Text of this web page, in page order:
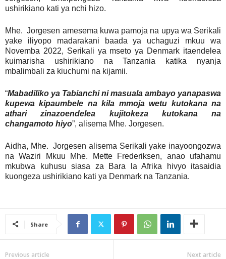
ushirikiano kati ya nchi hizo.
Mhe. Jorgesen amesema kuwa pamoja na upya wa Serikali
yake iliyopo madarakani baada ya uchaguzi mkuu wa
Novemba 2022, Serikali ya mseto ya Denmark itaendelea
kuimarisha ushirikiano na Tanzania katika nyanja
mbalimbali za kiuchumi na kijamii.
“Mabadiliko ya Tabianchi ni masuala ambayo yanapaswa
kupewa kipaumbele na kila mmoja wetu kutokana na
athari zinazoendelea kujitokeza kutokana na
changamoto hiyo”, alisema Mhe. Jorgesen.
Aidha, Mhe. Jorgesen alisema Serikali yake inayoongozwa
na Waziri Mkuu Mhe. Mette Frederiksen, anao ufahamu
mkubwa kuhusu siasa za Bara la Afrika hivyo itasaidia
kuongeza ushirikiano kati ya Denmark na Tanzania.
Share
Previous article Next article